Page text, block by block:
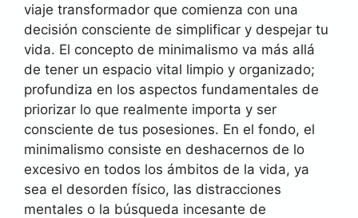
viaje transformador que comienza con una
decisión consciente de simplificar y despejar tu
vida. El concepto de minimalismo va más allá
de tener un espacio vital limpio y organizado;
profundiza en los aspectos fundamentales de
priorizar lo que realmente importa y ser
consciente de tus posesiones. En el fondo, el
minimalismo consiste en deshacernos de lo
excesivo en todos los ámbitos de la vida, ya
sea el desorden físico, las distracciones
mentales o la búsqueda incesante de